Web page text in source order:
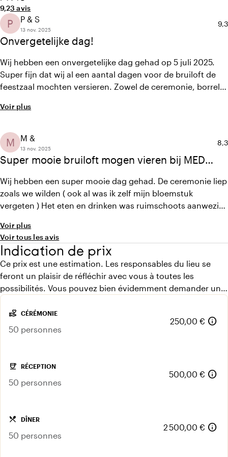
Note moyenne de 9,2 sur 10
9,2Nombre d'avis : 3
3 avis
Onvergetelijke dag!
P P & S
13 nov. 2025
9,3
Wij hebben een onvergetelijke dag gehad op 5 juli 2025.
Super fijn dat wij al een aantal dagen voor de bruiloft de
feestzaal mochten versieren. Zowel de ceremonie, borrel,
tot in de puntjes geregeld. Het contact met Nienke verliep
tijdens het diner als het avondfeest. Personeel enorm
gastvrij!
Voir plus
Super mooie bruiloft mogen vieren bij MED
M M &
13 nov. 2025
8,3
Wij hebben een super mooie dag gehad. De ceremonie liep
zoals we wilden ( ook al was ik zelf mijn bloemstuk
vergeten ) Het eten en drinken was ruimschoots aanwezig.
waren genoeg hapjes! We zijn fijn geholpen tijdens het
voortraject wat veel rust gaf! Al met al een prachtige dag
op een prachtige locatie!
Voir plus
Voir tous les avis
Indication de prix
Ce prix est une estimation. Les responsables du lieu se
feront un plaisir de réfléchir avec vous à toutes les
possibilités. Vous pouvez bien évidemment demander un
volunteer_activism CÉRÉMONIE
50 personnes
250,00 € info
coffee RÉCEPTION
50 personnes
500,00 € info
local_dining DÎNER
50 personnes
2 500,00 € info